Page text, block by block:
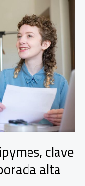
clave
alta